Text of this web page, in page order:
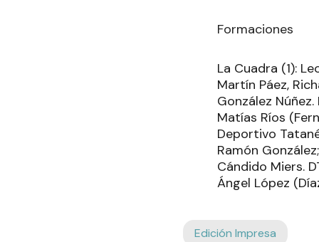
Formaciones
La Cuadra (1):
Martín Páez,
González
Matías Ríos
Deportivo
Ramón
Cándido Miers.
Ángel López
Edición Impresa